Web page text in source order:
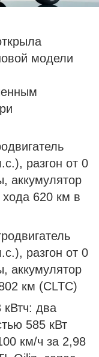
модели
разгон от 0
аккумулятор
620 км в
разгон от 0
аккумулятор
км (CLTC)
два
585 кВт
км/ч за 2,98